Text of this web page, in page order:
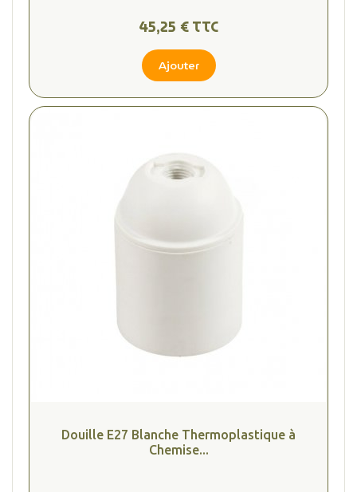
45,25 € TTC
Ajouter
Douille E27 Blanche Thermoplastique à
Chemise...